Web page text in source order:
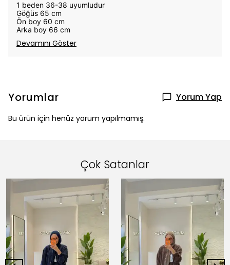
1 beden 36-38 uyumludur
Göğüs 65 cm
Ön boy 60 cm
Arka boy 66 cm
Devamını Göster
Yorumlar Yorum Yap
Bu ürün için henüz yorum yapılmamış.
Çok Satanlar